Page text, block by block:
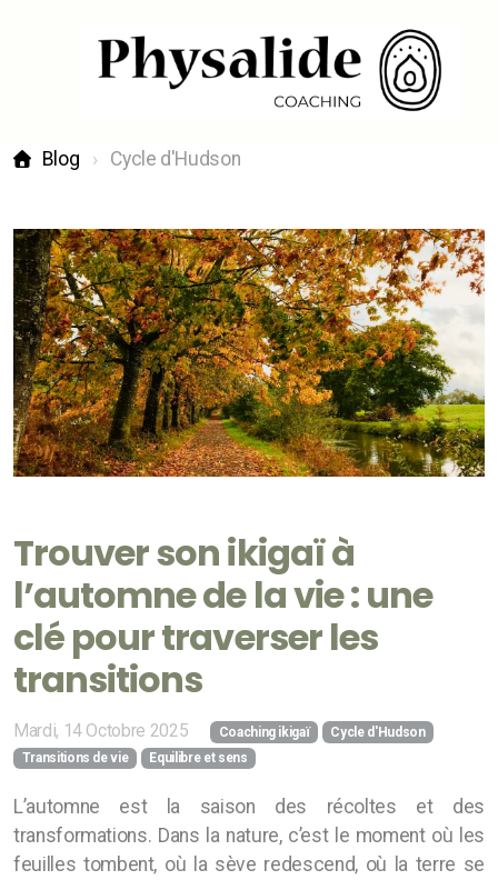
Blog Cycle d'Hudson
Trouver son ikigaï à
l’automne de la vie : une
clé pour traverser les
transitions
Mardi, 14 Octobre 2025 Coaching ikigaï
Cycle d'Hudson
Transitions de vie
Equilibre et sens
L’automne est la saison des récoltes et des
transformations. Dans la nature, c’est le moment où les
feuilles tombent, où la sève redescend, où la terre se
Coaching de santé
Coaching de transition de vie
Coaching ikigaï pour adultes
Coaching orientation ikigaï [15-25 ans]